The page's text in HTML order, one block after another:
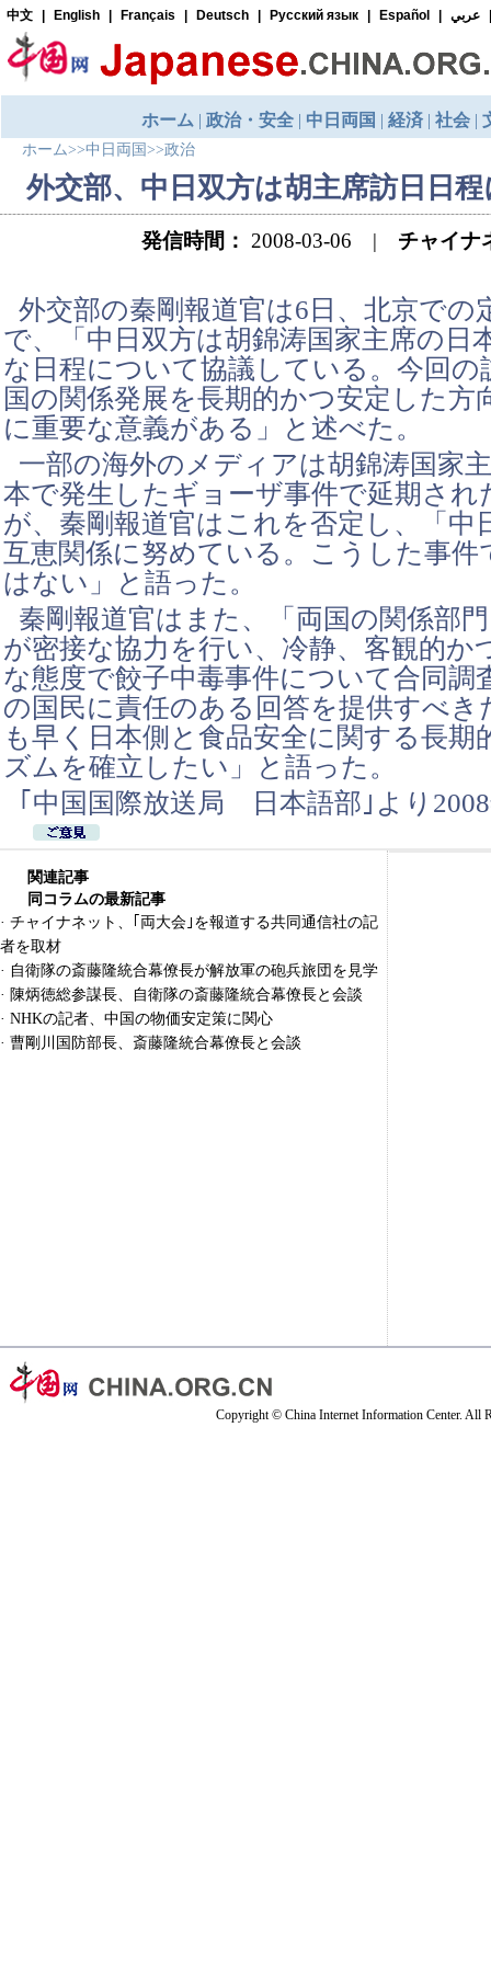
ホーム>>中日両国 >>政治
外交部、中日双方は胡主席訪日日
発信時間： 2008-03-06 | チャイナ
外交部の秦剛報道官は6日、北京での
で、「中日双方は胡錦涛国家主席の日
な日程について協議している。今回の
国の関係発展を長期的かつ安定した方
に重要な意義がある」と述べた。
一部の海外のメディアは胡錦涛国家
本で発生したギョーザ事件で延期され
が、秦剛報道官はこれを否定し、「中
互恵関係に努めている。こうした事件
はない」と語った。
秦剛報道官はまた、「両国の関係部
が密接な協力を行い、冷静、客観的か
な態度で餃子中毒事件について合同調
の国民に責任のある回答を提供すべき
も早く日本側と食品安全に関する長期
ズムを確立したい」と語った。
｢中国国際放送局 日本語部｣より
関連記事
同コラムの最新記事
· チャイナネット、｢両大会｣を報道する共同通信社の記
者を取材
· 自衛隊の斎藤隆統合幕僚長が解放軍の砲兵旅団を見学
· 陳炳徳総参謀長、自衛隊の斎藤隆統合幕僚長と会談
· NHKの記者、中国の物価安定策に関心
· 曹剛川国防部長、斎藤隆統合幕僚長と会談